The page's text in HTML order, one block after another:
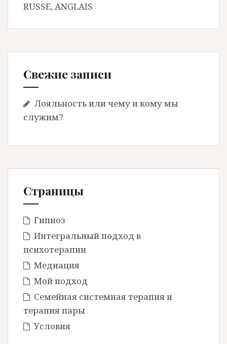
RUSSE, ANGLAIS
Свежие записи
Лояльность или чему и кому мы
служим?
Страницы
Гипноз
Интегральный подход в
психотерапии
Медиация
Мой подход
Семейная системная терапия и
терапия пары
Условия